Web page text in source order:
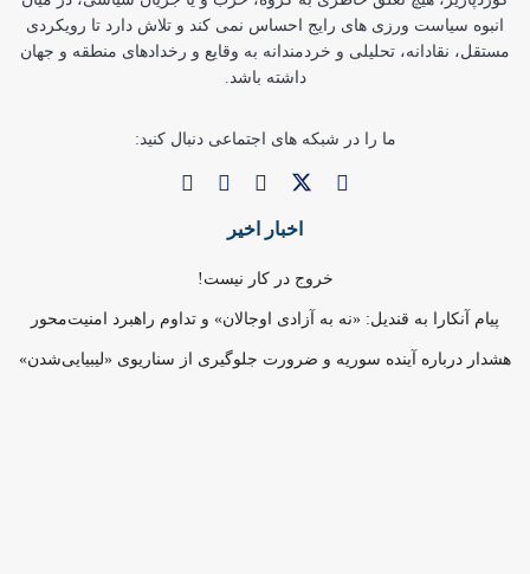
انبوه سیاست ورزی های رایج احساس نمی کند و تلاش دارد تا رویکردی
مستقل، نقادانه، تحلیلی و خردمندانه به وقایع و رخدادهای منطقه و جهان
داشته باشد.
ما را در شبکه های اجتماعی دنبال کنید:
اخبار اخیر
خروج در کار نیست!
پیام آنکارا به قندیل: «نه به آزادی اوجالان» و تداوم راهبرد امنیت‌محور
هشدار درباره آینده سوریه و ضرورت جلوگیری از سناریوی «لیبیایی‌شدن»